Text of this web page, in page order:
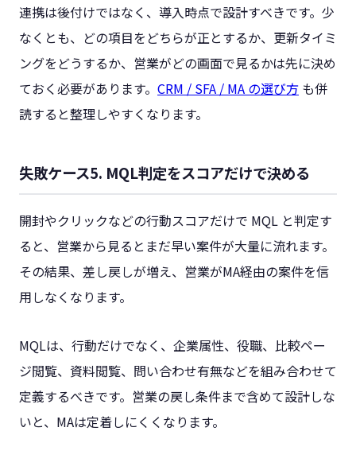
連携は後付けではなく、導入時点で設計すべきです。少
なくとも、どの項目をどちらが正とするか、更新タイミ
ングをどうするか、営業がどの画面で見るかは先に決め
ておく必要があります。 CRM / SFA / MA の選び方 も併
読すると整理しやすくなります。
失敗ケース5. MQL判定をスコアだけで決める
開封やクリックなどの行動スコアだけで MQL と判定す
ると、営業から見るとまだ早い案件が大量に流れます。
その結果、差し戻しが増え、営業がMA経由の案件を信
用しなくなります。
MQLは、行動だけでなく、企業属性、役職、比較ペー
ジ閲覧、資料閲覧、問い合わせ有無などを組み合わせて
定義するべきです。営業の戻し条件まで含めて設計しな
いと、MAは定着しにくくなります。